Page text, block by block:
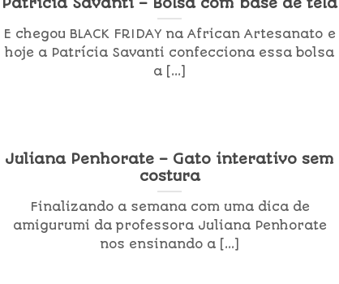
E chegou BLACK FRIDAY na African Artesanato e
hoje a Patrícia Savanti confecciona essa bolsa
a [...]
Juliana Penhorate – Gato interativo sem
costura
Finalizando a semana com uma dica de
amigurumi da professora Juliana Penhorate
nos ensinando a [...]